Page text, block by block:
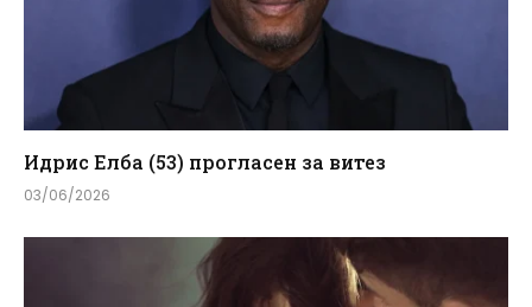
Идрис Елба (53) прогласен за витез
03/06/2026